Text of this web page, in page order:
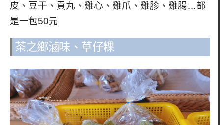
皮、豆干、貢丸、雞心、雞爪、雞胗、雞腸…都
是一包50元
茶之鄉滷味、草仔粿